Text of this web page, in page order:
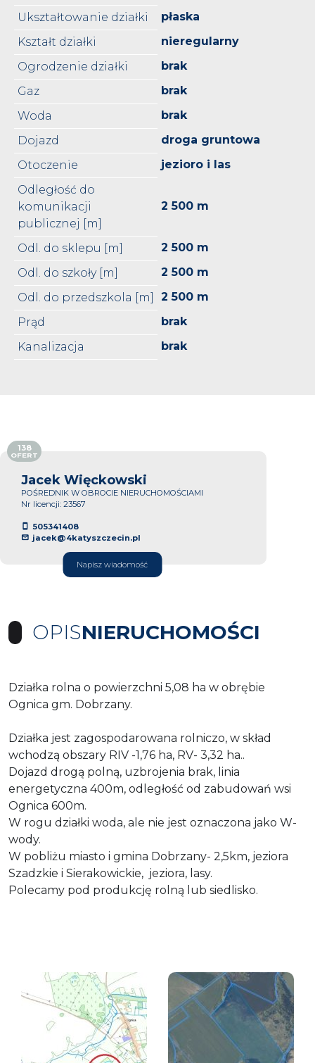
Ukształtowanie działki
płaska
Kształt działki
nieregularny
Ogrodzenie działki
brak
Gaz
brak
Woda
brak
Dojazd
droga gruntowa
Otoczenie
jezioro i las
Odległość do
komunikacji
publicznej [m]
2 500 m
Odl. do sklepu [m]
2 500 m
Odl. do szkoły [m]
2 500 m
Odl. do przedszkola [m]
2 500 m
Prąd
brak
Kanalizacja
brak
Jacek Więckowski
POŚREDNIK W OBROCIE NIERUCHOMOŚCIAMI
Nr licencji: 23567
505341408
jacek@4katyszczecin.pl
Napisz wiadomość
138
OFERT
OPISNIERUCHOMOŚCI
Działka rolna o powierzchni 5,08 ha w obrębie
Ognica gm. Dobrzany.
Działka jest zagospodarowana rolniczo, w skład
wchodzą obszary RIV -1,76 ha, RV- 3,32 ha..
Dojazd drogą polną, uzbrojenia brak, linia
energetyczna 400m, odległość od zabudowań wsi
Ognica 600m.
W rogu działki woda, ale nie jest oznaczona jako W-
wody.
W pobliżu miasto i gmina Dobrzany- 2,5km, jeziora
Szadzkie i Sierakowickie, jeziora, lasy.
Polecamy pod produkcję rolną lub siedlisko.